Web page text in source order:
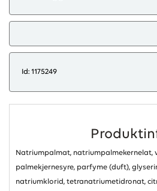
Id: 1175249
Natriumpalmat, natriumpalmekernelat,
palmekjernesyre, parfyme (duft),
natriumklorid, tetranatriumetidronat,